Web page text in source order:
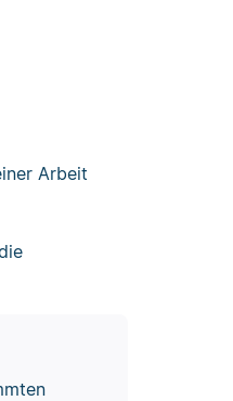
Arbeit